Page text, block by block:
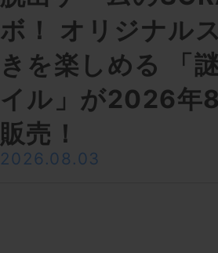
ボ！ オリジナル
きを楽しめる 「
イル」が2026年
販売！
2026.08.03